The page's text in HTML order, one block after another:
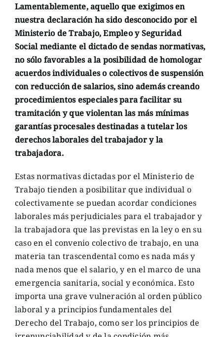
Lamentablemente, aquello que exigimos en
nuestra declaración ha sido desconocido por el
Ministerio de Trabajo, Empleo y Seguridad
Social mediante el dictado de sendas normativas,
no sólo favorables a la posibilidad de homologar
acuerdos individuales o colectivos de suspensión
con reducción de salarios, sino además creando
procedimientos especiales para facilitar su
tramitación y que violentan las más mínimas
garantías procesales destinadas a tutelar los
derechos laborales del trabajador y la
trabajadora.
Estas normativas dictadas por el Ministerio de
Trabajo tienden a posibilitar que individual o
colectivamente se puedan acordar condiciones
laborales más perjudiciales para el trabajador y
la trabajadora que las previstas en la ley o en su
caso en el convenio colectivo de trabajo, en una
materia tan trascendental como es nada más y
nada menos que el salario, y en el marco de una
emergencia sanitaria, social y económica. Esto
importa una grave vulneración al orden público
laboral y a principios fundamentales del
Derecho del Trabajo, como ser los principios de